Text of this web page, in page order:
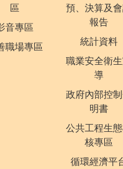
區
音專區
職場專區
預、決算及
報告
統計資料
職業安全衛
導
政府內部控
明書
公共工程生
核專區
循環經濟平